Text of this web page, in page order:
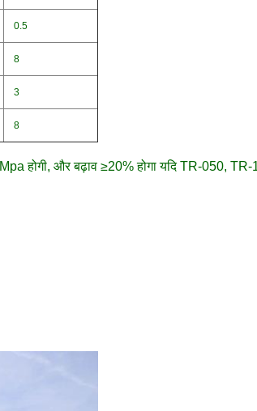
0.5
8
3
8
होगी, और बढ़ाव ≥20% होगा यदि TR-050,